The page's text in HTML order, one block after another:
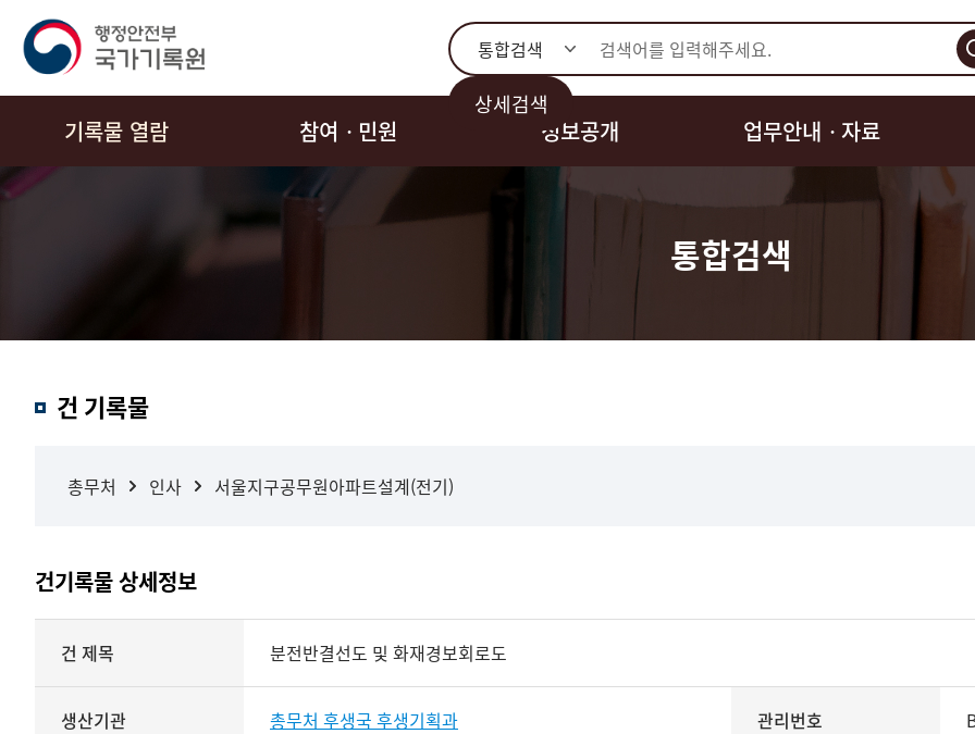
통합검색
상세검색
기록물 열람 참여ㆍ민원 정보공개 업무안내ㆍ자료
통합검색
검색건 기록물
총무처 인사 서울지구공무원아파트설계(전기)
건기록물 상세정보
건 제목 분전반결선도 및 화재경보회로도
생산기관 총무처 후생국 후생기획과 관리번호